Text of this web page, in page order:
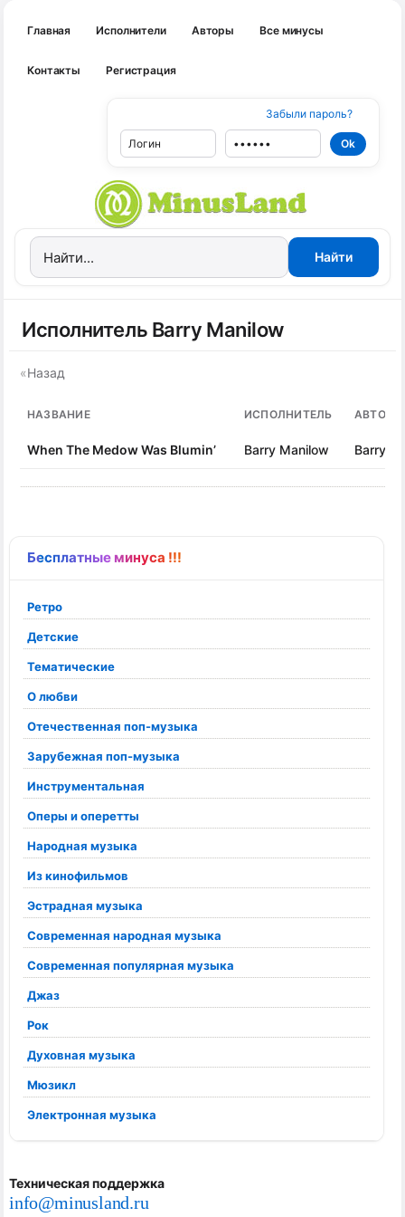
Главная Исполнители Авторы Все минусы
Контакты Регистрация
Забыли пароль?
Бесплатные минуса !!!
Ретро
Детские
Тематические
О любви
Отечественная поп-музыка
Зарубежная поп-музыка
Инструментальная
Оперы и оперетты
Народная музыка
Из кинофильмов
Эстрадная музыка
Современная народная музыка
Современная популярная музыка
Джаз
Рок
Духовная музыка
Мюзикл
Электронная музыка
Техническая поддержка
info@minusland.ru
Исполнитель Barry Manilow
«Назад
НАЗВАНИЕ ИСПОЛНИТЕЛЬ АВТОР
When The Medow Was Blumin’ Barry Manilow Barry